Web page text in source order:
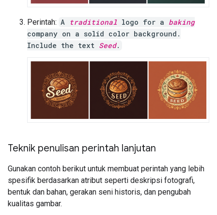
Perintah: A traditional logo for a baking
company on a solid color background.
Include the text Seed.
Teknik penulisan perintah lanjutan
Gunakan contoh berikut untuk membuat perintah yang lebih
spesifik berdasarkan atribut seperti deskripsi fotografi,
bentuk dan bahan, gerakan seni historis, dan pengubah
kualitas gambar.